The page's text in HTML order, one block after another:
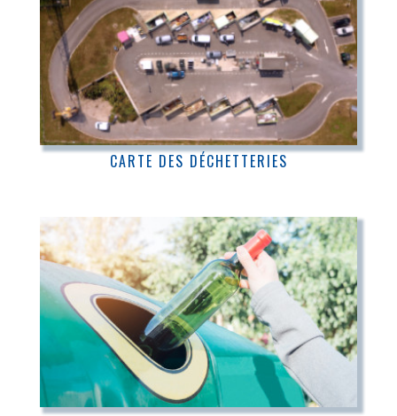
CARTE DES DÉCHETTERIES